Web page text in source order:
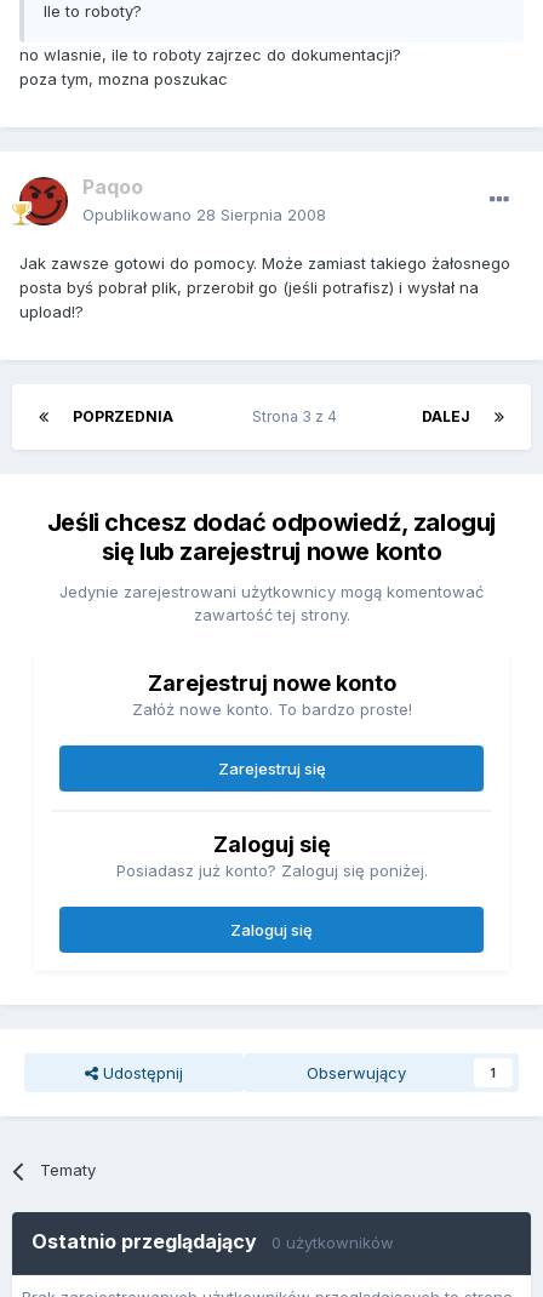
Ile to roboty?
no wlasnie, ile to roboty zajrzec do dokumentacji?
poza tym, mozna poszukac
Paqoo
Opublikowano 28 Sierpnia 2008
Jak zawsze gotowi do pomocy. Może zamiast takiego żałosnego
posta byś pobrał plik, przerobił go (jeśli potrafisz) i wysłał na
upload!?
POPRZEDNIA DALEJ
Strona 3 z 4
Jeśli chcesz dodać odpowiedź, zaloguj
się lub zarejestruj nowe konto
Jedynie zarejestrowani użytkownicy mogą komentować
zawartość tej strony.
Zarejestruj nowe konto
Załóż nowe konto. To bardzo proste!
Zarejestruj się
Zaloguj się
Posiadasz już konto? Zaloguj się poniżej.
Zaloguj się
Udostępnij Obserwujący 1
Tematy
Ostatnio przeglądający 0 użytkowników